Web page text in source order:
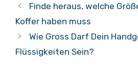
Finde heraus, welche
Koffer haben muss
Wie Gross Darf Dein
Flüssigkeiten Sein?